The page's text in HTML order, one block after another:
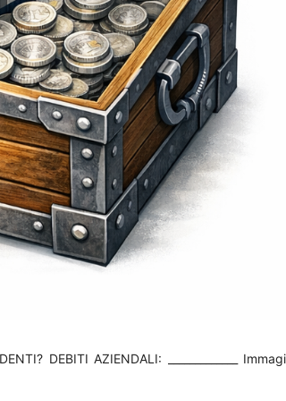
DEBITI AZIENDALI: _____________